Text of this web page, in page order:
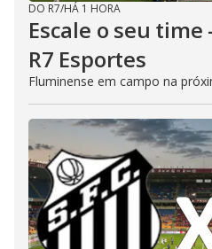
DO R7/HÁ 1 HORA
Escale o seu
R7 Esportes
Fluminense em campo na